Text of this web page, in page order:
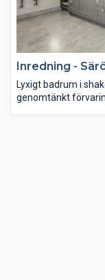
Inredning -
Lyxigt badrum i
genomtänkt